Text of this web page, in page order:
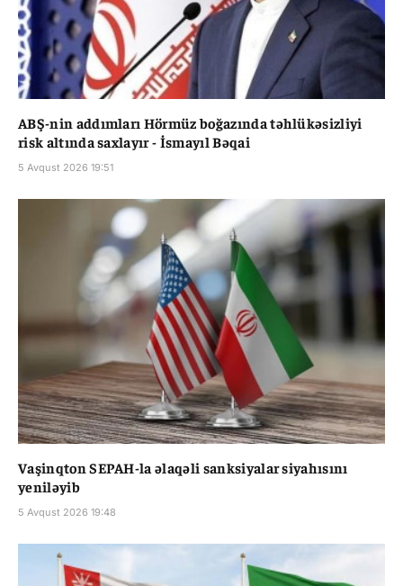
ABŞ-nin addımları Hörmüz boğazında təhlükəsizliyi
risk altında saxlayır - İsmayıl Bəqai
5 Avqust 2026 19:51
Vaşinqton SEPAH-la əlaqəli sanksiyalar siyahısını
yeniləyib
5 Avqust 2026 19:48